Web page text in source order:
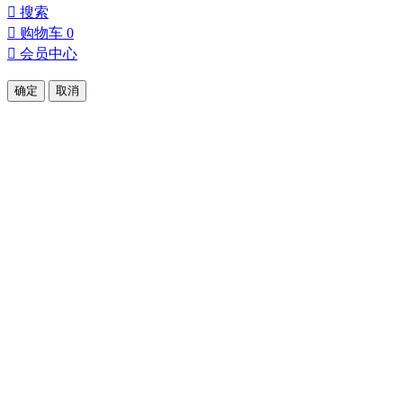
 搜索
 购物车 0
 会员中心
确定 取消